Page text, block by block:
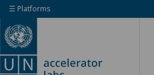
☰ Platforms